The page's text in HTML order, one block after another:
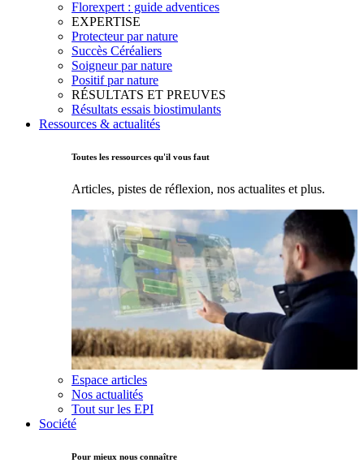
Florexpert : guide adventices
EXPERTISE
Protecteur par nature
Succès Céréaliers
Soigneur par nature
Positif par nature
RÉSULTATS ET PREUVES
Résultats essais biostimulants
Ressources & actualités
Toutes les ressources qu'il vous faut
Articles, pistes de réflexion, nos actualites et plus.
Espace articles
Nos actualités
Tout sur les EPI
Société
Pour mieux nous connaître